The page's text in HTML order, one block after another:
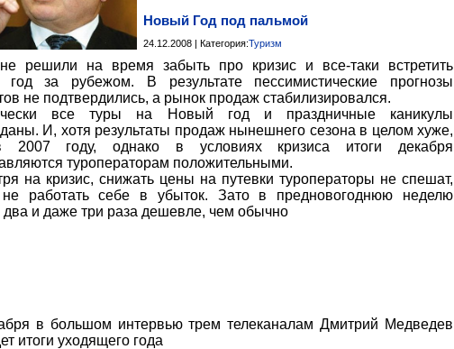
Новый Год под пальмой
24.12.2008 | Категория:Туризм
решили на время забыть про кризис и все-таки встретить
за рубежом. В результате пессимистические прогнозы
не подтвердились, а рынок продаж стабилизировался.
все туры на Новый год и праздничные каникулы
И, хотя результаты продаж нынешнего сезона в целом хуже,
году, однако в условиях кризиса итоги декабря
туроператорам положительными.
на кризис, снижать цены на путевки туроператоры не спешат,
работать себе в убыток. Зато в предновогоднюю неделю
два и даже три раза дешевле, чем обычно
в большом интервью трем телеканалам Дмитрий Медведев
итоги уходящего года